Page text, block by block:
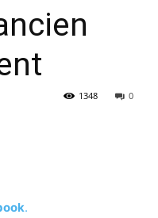
News
0
1348
.